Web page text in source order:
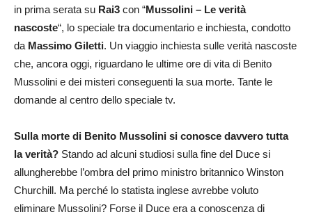
in prima serata su Rai3 con “Mussolini – Le verità
nascoste“, lo speciale tra documentario e inchiesta, condotto
da Massimo Giletti. Un viaggio inchiesta sulle verità nascoste
che, ancora oggi, riguardano le ultime ore di vita di Benito
Mussolini e dei misteri conseguenti la sua morte. Tante le
domande al centro dello speciale tv.
Sulla morte di Benito Mussolini si conosce davvero tutta
la verità? Stando ad alcuni studiosi sulla fine del Duce si
allungherebbe l’ombra del primo ministro britannico Winston
Churchill. Ma perché lo statista inglese avrebbe voluto
eliminare Mussolini? Forse il Duce era a conoscenza di